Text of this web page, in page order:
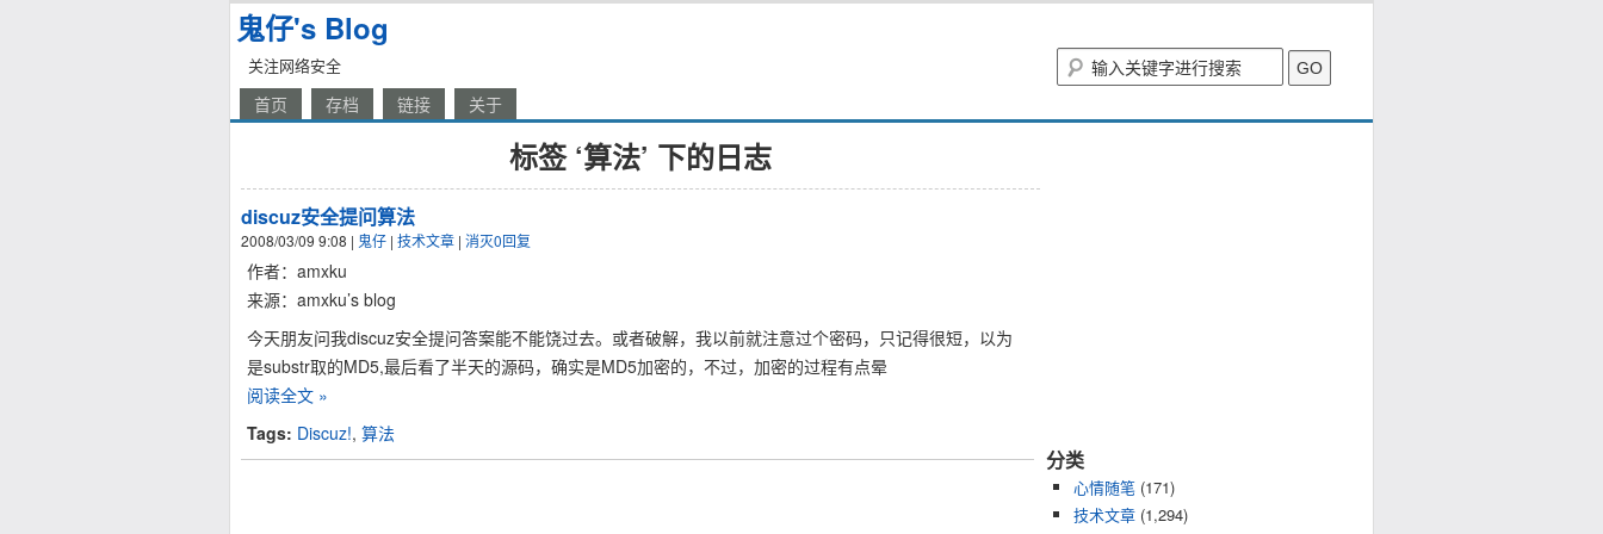
鬼仔's Blog
关注网络安全
首页 存档 链接 关于
标签 ‘算法’ 下的日志
discuz安全提问算法
2008/03/09 9:08 | 鬼仔 | 技术文章 | 消灭0回复
作者：amxku
来源：amxku’s blog
今天朋友问我discuz安全提问答案能不能饶过去。或者破解，我以前就注意过个密码，只记得很短，以为
是substr取的MD5,最后看了半天的源码，确实是MD5加密的，不过，加密的过程有点晕
阅读全文 »
Tags: Discuz!, 算法
分类
心情随笔 (171)
技术文章 (1,294)